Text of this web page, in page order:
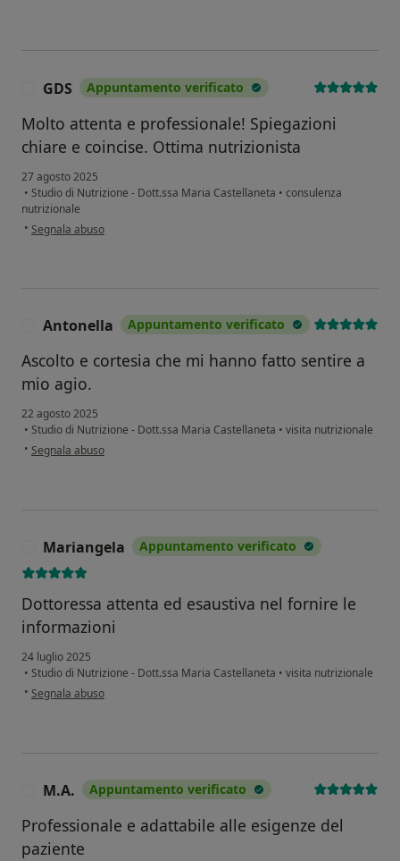
GDS Appuntamento verificato
Molto attenta e professionale! Spiegazioni
chiare e coincise. Ottima nutrizionista
27 agosto 2025
• Studio di Nutrizione - Dott.ssa Maria Castellaneta • consulenza
nutrizionale
• secondo l'opinione dell'utente GDS
Segnala abuso
Antonella Appuntamento verificato
Ascolto e cortesia che mi hanno fatto sentire a
mio agio.
22 agosto 2025
• Studio di Nutrizione - Dott.ssa Maria Castellaneta • visita nutrizionale
• secondo l'opinione dell'utente Antonella
Segnala abuso
Mariangela Appuntamento verificato
Dottoressa attenta ed esaustiva nel fornire le
informazioni
24 luglio 2025
• Studio di Nutrizione - Dott.ssa Maria Castellaneta • visita nutrizionale
• secondo l'opinione dell'utente Mariangela
Segnala abuso
M.A. Appuntamento verificato
Professionale e adattabile alle esigenze del
paziente